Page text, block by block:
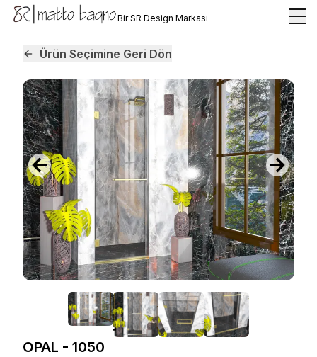
Bir SR Design Markası
Ürün Seçimine Geri Dön
OPAL - 1050